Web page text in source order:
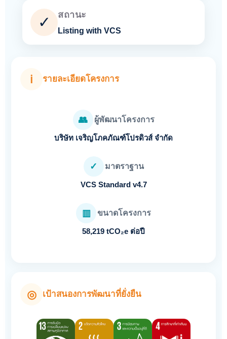
✓ สถานะ
Listing with VCS
ℹ รายละเอียดโครงการ
👥 ผู้พัฒนาโครงการ
บริษัท เจริญโภคภัณฑ์โปรดิวส์ จำกัด
✓ มาตราฐาน
VCS Standard v4.7
▥ ขนาดโครงการ
58,219 tCO₂e ต่อปี
◎ เป้าสนองการพัฒนาที่ยั่งยืน